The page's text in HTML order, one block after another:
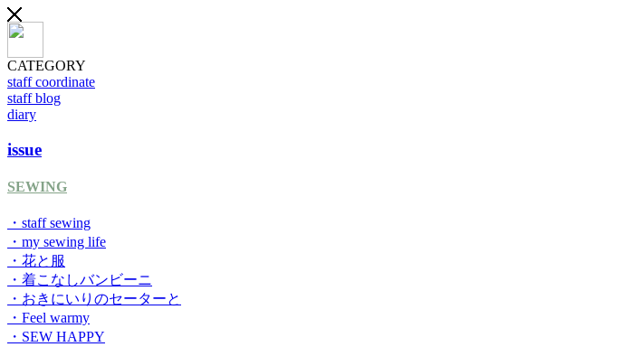
CATEGORY
staff coordinate
staff blog
diary
issue
SEWING
・staff sewing
・my sewing life
・花と服
・着こなしバンビーニ
・おきにいりのセーターと
・Feel warmy
・SEW HAPPY